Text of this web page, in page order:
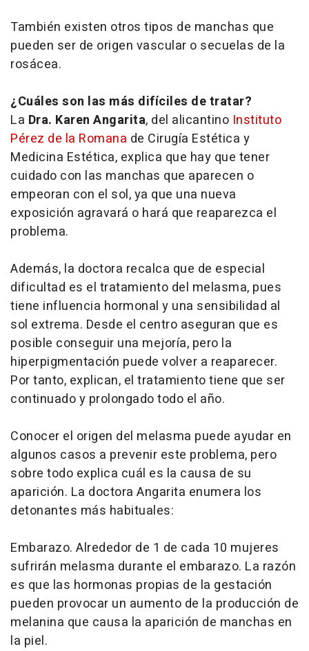
También existen otros tipos de manchas que
pueden ser de origen vascular o secuelas de la
rosácea.
¿Cuáles son las más difíciles de tratar?
La Dra. Karen Angarita, del alicantino Instituto
Pérez de la Romana de Cirugía Estética y
Medicina Estética, explica que hay que tener
cuidado con las manchas que aparecen o
empeoran con el sol, ya que una nueva
exposición agravará o hará que reaparezca el
problema.
Además, la doctora recalca que de especial
dificultad es el tratamiento del melasma, pues
tiene influencia hormonal y una sensibilidad al
sol extrema. Desde el centro aseguran que es
posible conseguir una mejoría, pero la
hiperpigmentación puede volver a reaparecer.
Por tanto, explican, el tratamiento tiene que ser
continuado y prolongado todo el año.
Conocer el origen del melasma puede ayudar en
algunos casos a prevenir este problema, pero
sobre todo explica cuál es la causa de su
aparición. La doctora Angarita enumera los
detonantes más habituales:
Embarazo. Alrededor de 1 de cada 10 mujeres
sufrirán melasma durante el embarazo. La razón
es que las hormonas propias de la gestación
pueden provocar un aumento de la producción de
melanina que causa la aparición de manchas en
la piel.